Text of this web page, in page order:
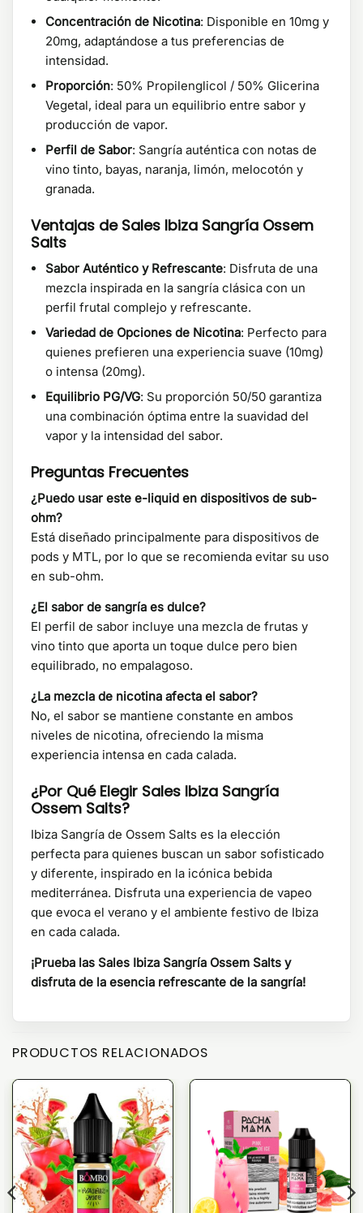
Concentración de Nicotina: Disponible en 10mg y
20mg, adaptándose a tus preferencias de
intensidad.
Proporción: 50% Propilenglicol / 50% Glicerina
Vegetal, ideal para un equilibrio entre sabor y
producción de vapor.
Perfil de Sabor: Sangría auténtica con notas de
vino tinto, bayas, naranja, limón, melocotón y
granada.
Ventajas de Sales Ibiza Sangría Ossem
Salts
Sabor Auténtico y Refrescante: Disfruta de una
mezcla inspirada en la sangría clásica con un
perfil frutal complejo y refrescante.
Variedad de Opciones de Nicotina: Perfecto para
quienes prefieren una experiencia suave (10mg)
o intensa (20mg).
Equilibrio PG/VG: Su proporción 50/50 garantiza
una combinación óptima entre la suavidad del
vapor y la intensidad del sabor.
Preguntas Frecuentes
¿Puedo usar este e-liquid en dispositivos de sub-
ohm?
Está diseñado principalmente para dispositivos de
pods y MTL, por lo que se recomienda evitar su uso
en sub-ohm.
¿El sabor de sangría es dulce?
El perfil de sabor incluye una mezcla de frutas y
vino tinto que aporta un toque dulce pero bien
equilibrado, no empalagoso.
¿La mezcla de nicotina afecta el sabor?
No, el sabor se mantiene constante en ambos
niveles de nicotina, ofreciendo la misma
experiencia intensa en cada calada.
¿Por Qué Elegir Sales Ibiza Sangría
Ossem Salts?
Ibiza Sangría de Ossem Salts es la elección
perfecta para quienes buscan un sabor sofisticado
y diferente, inspirado en la icónica bebida
mediterránea. Disfruta una experiencia de vapeo
que evoca el verano y el ambiente festivo de Ibiza
en cada calada.
¡Prueba las Sales Ibiza Sangría Ossem Salts y
disfruta de la esencia refrescante de la sangría!
PRODUCTOS RELACIONADOS